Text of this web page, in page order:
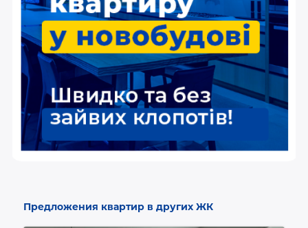
Предложения квартир в других ЖК